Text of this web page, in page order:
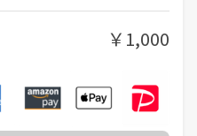
￥1,000